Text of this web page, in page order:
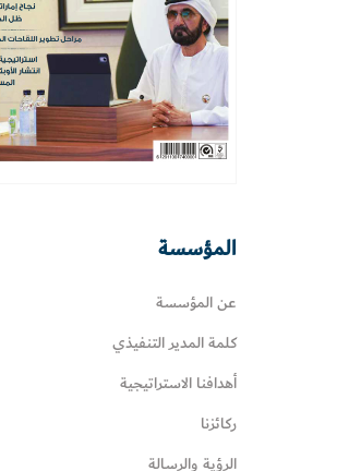
المؤسسة
عن المؤسسة
كلمة المدير التنفيذي
أهدافنا الاستراتيجية
ركائزنا
الرؤية والرسالة